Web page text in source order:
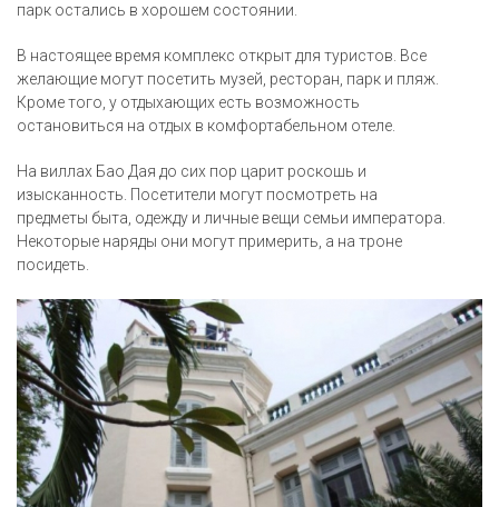
парк остались в хорошем состоянии.
В настоящее время комплекс открыт для туристов. Все
желающие могут посетить музей, ресторан, парк и пляж.
Кроме того, у отдыхающих есть возможность
остановиться на отдых в комфортабельном отеле.
На виллах Бао Дая до сих пор царит роскошь и
изысканность. Посетители могут посмотреть на
предметы быта, одежду и личные вещи семьи императора.
Некоторые наряды они могут примерить, а на троне
посидеть.